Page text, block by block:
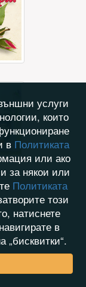
услуги
които
в Политиката
или ако
за някои или
Политиката
този
натиснете
в
„бисквитки“.